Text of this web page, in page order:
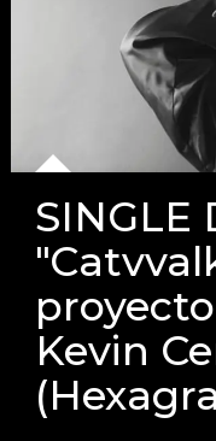
SINGLE
Kevin